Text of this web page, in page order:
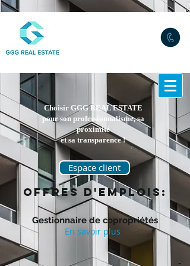
Choisir GGG REAL ESTATE
pour son professionnalisme, sa
proximité
et sa transparence !
Espace client
Offres d'emplois:
Gestionnaire de copropriétés
En savoir plus